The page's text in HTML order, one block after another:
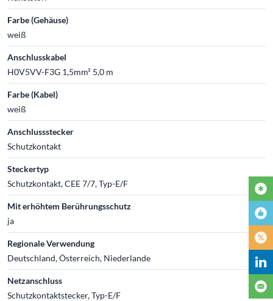
Farbe (Gehäuse)
weiß
Anschlusskabel
H0V5VV-F3G 1,5mm² 5,0 m
Farbe (Kabel)
weiß
Anschlussstecker
Schutzkontakt
Steckertyp
Schutzkontakt, CEE 7/7, Typ-E/F
Mit erhöhtem Berührungsschutz
ja
Regionale Verwendung
Deutschland, Österreich, Niederlande
Netzanschluss
Schutzkontaktstecker, Typ-E/F